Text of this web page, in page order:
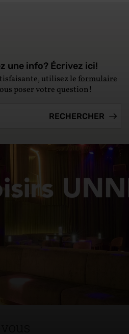
une info? Écrivez ici!
utilisez leformulaire
poser votre question!